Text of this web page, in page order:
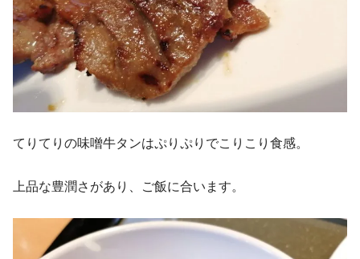
てりてりの味噌牛タンはぷりぷりでこりこり食感。
上品な豊潤さがあり、ご飯に合います。